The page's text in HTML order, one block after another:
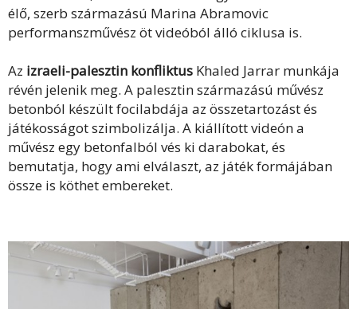
élő, szerb származású Marina Abramovic
performanszművész öt videóból álló ciklusa is.
Az izraeli-palesztin konfliktus Khaled Jarrar munkája
révén jelenik meg. A palesztin származású művész
betonból készült focilabdája az összetartozást és
játékosságot szimbolizálja. A kiállított videón a
művész egy betonfalból vés ki darabokat, és
bemutatja, hogy ami elválaszt, az játék formájában
össze is köthet embereket.